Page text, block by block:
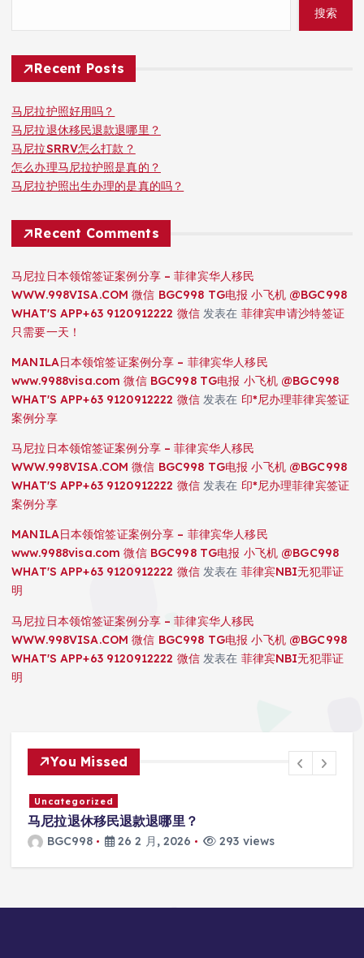
搜索
Recent Posts
马尼拉护照好用吗？
马尼拉退休移民退款退哪里？
马尼拉SRRV怎么打款？
怎么办理马尼拉护照是真的？
马尼拉护照出生办理的是真的吗？
Recent Comments
马尼拉日本领馆签证案例分享 – 菲律宾华人移民
WWW.998VISA.COM 微信 BGC998 TG电报 小飞机 @BGC998
WHAT'S APP+63 9120912222 微信发表在 菲律宾申请沙特签证
只需要一天！
MANILA日本领馆签证案例分享 – 菲律宾华人移民
www.9988visa.com 微信 BGC998 TG电报 小飞机 @BGC998
WHAT'S APP+63 9120912222 微信发表在 印*尼办理菲律宾签证
案例分享
马尼拉日本领馆签证案例分享 – 菲律宾华人移民
WWW.998VISA.COM 微信 BGC998 TG电报 小飞机 @BGC998
WHAT'S APP+63 9120912222 微信发表在 印*尼办理菲律宾签证
案例分享
MANILA日本领馆签证案例分享 – 菲律宾华人移民
www.9988visa.com 微信 BGC998 TG电报 小飞机 @BGC998
WHAT'S APP+63 9120912222 微信发表在 菲律宾NBI无犯罪证
明
马尼拉日本领馆签证案例分享 – 菲律宾华人移民
WWW.998VISA.COM 微信 BGC998 TG电报 小飞机 @BGC998
WHAT'S APP+63 9120912222 微信发表在 菲律宾NBI无犯罪证
明
You Missed
Uncategorized
马尼拉退休移民退款退哪里？
BGC998 26 2 月, 2026 293 views